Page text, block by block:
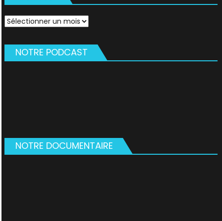
Archives
NOTRE PODCAST
NOTRE DOCUMENTAIRE